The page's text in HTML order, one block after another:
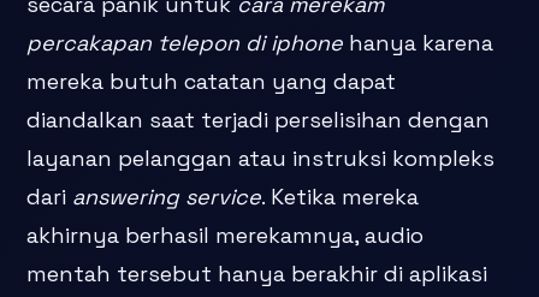
percakapan telepon di iphone hanya karena
mereka butuh catatan yang dapat
diandalkan saat terjadi perselisihan dengan
layanan pelanggan atau instruksi kompleks
dari answering service. Ketika mereka
akhirnya berhasil merekamnya, audio
mentah tersebut hanya berakhir di aplikasi